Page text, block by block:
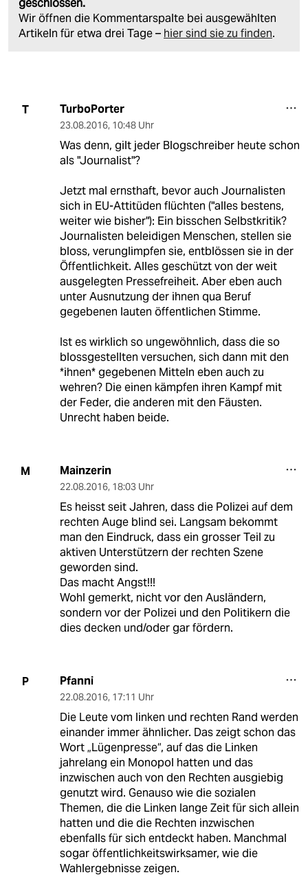
geschlossen.
Wir öffnen die Kommentarspalte bei ausgewählten
Artikeln für etwa drei Tage – hier sind sie zu finden.
T TurboPorter
23.08.2016, 10:48 Uhr
Was denn, gilt jeder Blogschreiber heute schon
als "Journalist"?
Jetzt mal ernsthaft, bevor auch Journalisten
sich in EU-Attitüden flüchten ("alles bestens,
weiter wie bisher"): Ein bisschen Selbstkritik?
Journalisten beleidigen Menschen, stellen sie
bloss, verunglimpfen sie, entblössen sie in der
Öffentlichkeit. Alles geschützt von der weit
ausgelegten Pressefreiheit. Aber eben auch
unter Ausnutzung der ihnen qua Beruf
gegebenen lauten öffentlichen Stimme.
Ist es wirklich so ungewöhnlich, dass die so
blossgestellten versuchen, sich dann mit den
*ihnen* gegebenen Mitteln eben auch zu
wehren? Die einen kämpfen ihren Kampf mit
der Feder, die anderen mit den Fäusten.
Unrecht haben beide.
M Mainzerin
22.08.2016, 18:03 Uhr
Es heisst seit Jahren, dass die Polizei auf dem
rechten Auge blind sei. Langsam bekommt
man den Eindruck, dass ein grosser Teil zu
aktiven Unterstützern der rechten Szene
geworden sind.
Das macht Angst!!!
Wohl gemerkt, nicht vor den Ausländern,
sondern vor der Polizei und den Politikern die
dies decken und/oder gar fördern.
P Pfanni
22.08.2016, 17:11 Uhr
Die Leute vom linken und rechten Rand werden
einander immer ähnlicher. Das zeigt schon das
Wort „Lügenpresse“, auf das die Linken
jahrelang ein Monopol hatten und das
inzwischen auch von den Rechten ausgiebig
genutzt wird. Genauso wie die sozialen
Themen, die die Linken lange Zeit für sich allein
hatten und die die Rechten inzwischen
ebenfalls für sich entdeckt haben. Manchmal
sogar öffentlichkeitswirksamer, wie die
Wahlergebnisse zeigen.